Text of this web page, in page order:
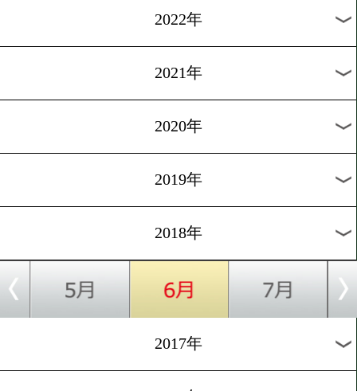
過去のニュース
2026年
2025年
2024年